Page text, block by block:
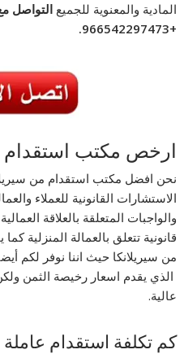
المادية والمعنوية للجميعالتواصل
+966542297473
.
ارخص مكتب استقدام
نحن افضل مكتب استقدام من
الاستشارات القانونية للعملاء
والواجبات المتعلقة بالعلاقة
قانونية تتعلق بالعمالة المنزلية
من سيريلانكا حيث اننا نوفر لكم
الذي يقدم اسعار رخيصة الثمن
عالية.
كم تكلفة استقدام عاملة